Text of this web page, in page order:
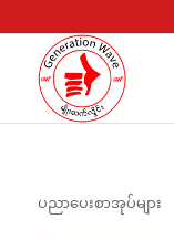
ပညာပေးစာအုပ်များ